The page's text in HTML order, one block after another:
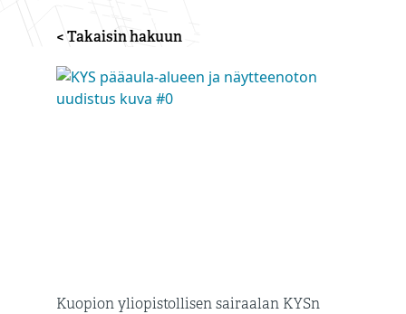
< Takaisin hakuun
Kuopion yliopistollisen sairaalan KYSn